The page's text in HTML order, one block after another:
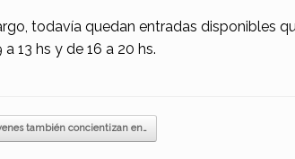
todavía quedan entradas disponibles
a 13 hs y de 16 a 20 hs.
de artículos
también concientizan en…